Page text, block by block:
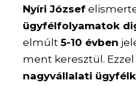
Nyíri József
ügyfélfolyamatok
elmúlt5-10 évben
ment keresztül.
nagyvállalati